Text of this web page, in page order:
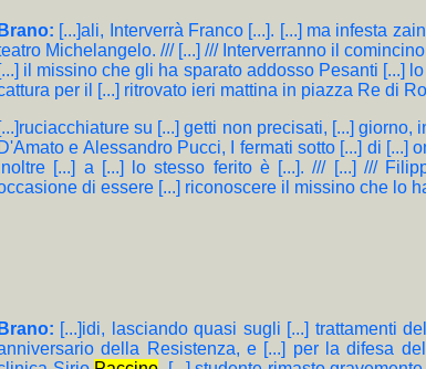
Brano: [...]ali, Interverrà Franco [...]. [...] ma infesta
Michelangelo. /// [...] /// Interverranno il
[...] il missino che gli ha sparato addosso Pesanti [...]
per il [...] ritrovato ieri mattina in piazza Re di
[...]ruciacchiature su [...] getti non precisati, [...]
D'Amato e Alessandro Pucci, I fermati sotto [...] di [...]
[...] a [...] lo stesso ferito è [...]. /// [...] ///
di essere [...] riconoscere il missino che lo
Brano: [...]idi, lasciando quasi sugli [...] trattamenti
della Resistenza, e [...] per la difesa